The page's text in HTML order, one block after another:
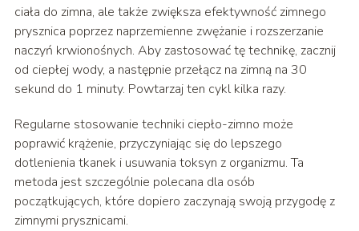
ciała do zimna, ale także zwiększa efektywność zimnego
prysznica poprzez naprzemienne zwężanie i rozszerzanie
naczyń krwionośnych. Aby zastosować tę technikę, zacznij
od ciepłej wody, a następnie przełącz na zimną na 30
sekund do 1 minuty. Powtarzaj ten cykl kilka razy.
Regularne stosowanie techniki ciepło-zimno może
poprawić krążenie, przyczyniając się do lepszego
dotlenienia tkanek i usuwania toksyn z organizmu. Ta
metoda jest szczególnie polecana dla osób
początkujących, które dopiero zaczynają swoją przygodę z
zimnymi prysznicami.